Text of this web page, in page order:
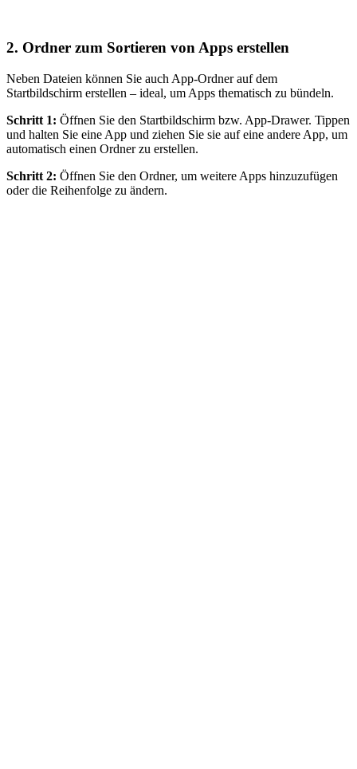
2. Ordner zum Sortieren von Apps erstellen
Neben Dateien können Sie auch App‑Ordner auf dem
Startbildschirm erstellen – ideal, um Apps thematisch zu bündeln.
Schritt 1: Öffnen Sie den Startbildschirm bzw. App‑Drawer. Tippen
und halten Sie eine App und ziehen Sie sie auf eine andere App, um
automatisch einen Ordner zu erstellen.
Schritt 2: Öffnen Sie den Ordner, um weitere Apps hinzuzufügen
oder die Reihenfolge zu ändern.